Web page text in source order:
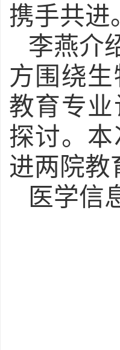
携手共进
李燕介
方围绕
教育专
探讨。
进两院教
医学信